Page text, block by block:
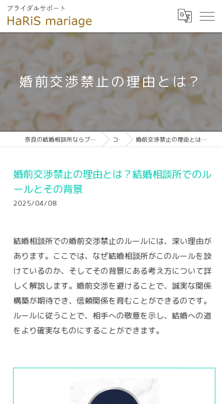
婚前交渉禁止の理由とは？
奈良の結婚相談所ならブライダルサポート HaRiS mariage コラム 婚前交渉禁止の理由とは？結婚相談所でのルールとその背景
婚前交渉禁止の理由とは？結婚相談所でのル
ールとその背景
2025/04/08
結婚相談所での婚前交渉禁止のルールには、深い理由が
あります。ここでは、なぜ結婚相談所がこのルールを設
けているのか、そしてその背景にある考え方について詳
しく解説します。婚前交渉を避けることで、誠実な関係
構築が期待でき、信頼関係を育むことができるのです。
ルールに従うことで、相手への敬意を示し、結婚への道
をより確実なものにすることができます。